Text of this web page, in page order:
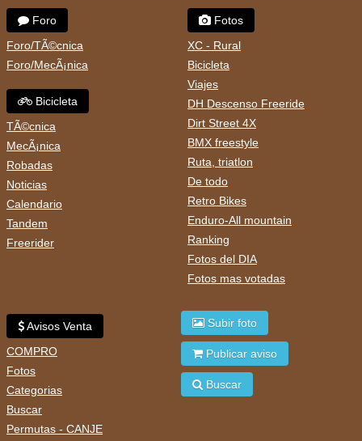
Foro
Foro/TÃ©cnica
Foro/MecÃ¡nica
Bicicleta
TÃ©cnica
MecÃ¡nica
Robadas
Noticias
Calendario
Tandem
Freerider
Fotos
XC - Rural
Bicicleta
Viajes
DH Descenso Freeride
Dirt Street 4X
BMX freestyle
Ruta, triatlon
De todo
Retro Bikes
Enduro-All mountain
Ranking
Fotos del DIA
Fotos mas votadas
Avisos Venta
COMPRO
Fotos
Categorias
Buscar
Permutas - CANJE
Subir foto
Publicar aviso
Buscar